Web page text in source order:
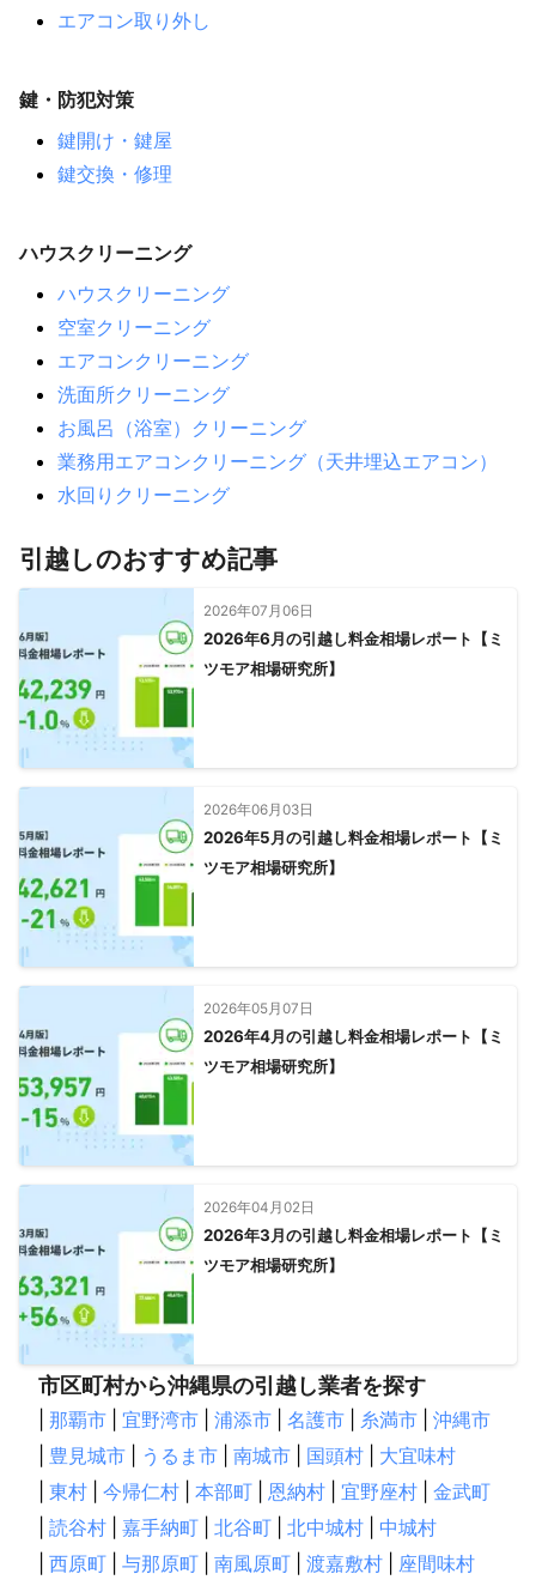
エアコン取り外し
鍵・防犯対策
鍵開け・鍵屋
鍵交換・修理
ハウスクリーニング
ハウスクリーニング
空室クリーニング
エアコンクリーニング
洗面所クリーニング
お風呂（浴室）クリーニング
業務用エアコンクリーニング（天井埋込エアコン）
水回りクリーニング
引越しのおすすめ記事
2026年07月06日
2026年6月の引越し料金相場レポート【ミ
ツモア相場研究所】
2026年06月03日
2026年5月の引越し料金相場レポート【ミ
ツモア相場研究所】
2026年05月07日
2026年4月の引越し料金相場レポート【ミ
ツモア相場研究所】
2026年04月02日
2026年3月の引越し料金相場レポート【ミ
ツモア相場研究所】
市区町村から沖縄県の引越し業者を探す
那覇市 宜野湾市 浦添市 名護市 糸満市
沖縄市
豊見城市 うるま市 南城市 国頭村
大宜味村
東村 今帰仁村 本部町 恩納村 宜野座村
金武町
読谷村 嘉手納町 北谷町 北中城村
中城村
西原町 与那原町 南風原町 渡嘉敷村
座間味村